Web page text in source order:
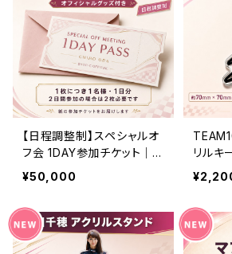
【日程調整制】スペシャルオ
フ会 1DAY参加チケット｜オ
フィシャルグッズ付き
¥50,000
リルキ